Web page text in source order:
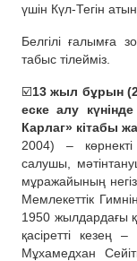
үшін Күл-Тегін
Белгілі ғалымға
табыс тілейміз.
☑️13 жыл бұрын
еске алу
Карлаг» кітабы
2004) –
салушы,
мұражайының
Мемлекеттік
1950 жылдардағы
қасіретті кезең
Мұхамедхан